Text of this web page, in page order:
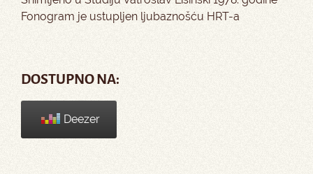
Fonogram je ustupljen ljubaznošću HRT-a
DOSTUPNO NA:
Deezer